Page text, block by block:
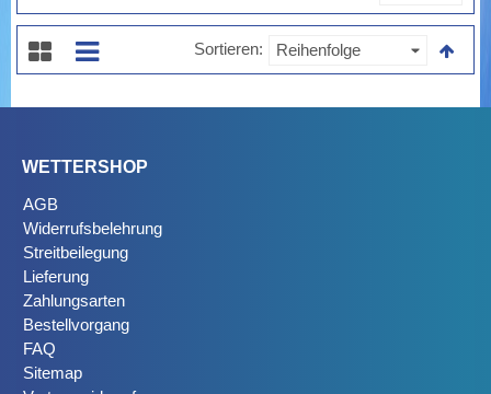
Sortieren
WETTERSHOP
AGB
Widerrufsbelehrung
Streitbeilegung
Lieferung
Zahlungsarten
Bestellvorgang
FAQ
Sitemap